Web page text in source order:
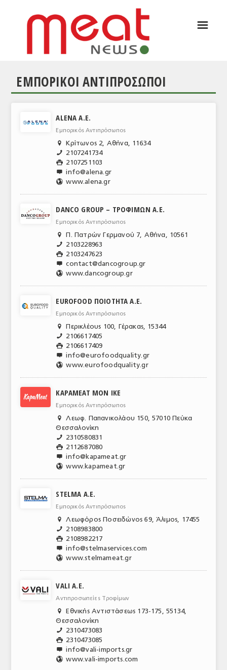
ΕΙΔΗΣΕΙΣ
ΘΕΜΑΤΑ
ΘΕΜΑΤΑ
ΕΜΠΟΡΙΚΟΣ ΚΑΤΑΛΟΓΟΣ
ΣΦΑΓΕΙΑ
ΝΟΜΟΘΕΣΙΑ
ΕΛΛΗΝΙΚΗ ΝΟΜΟΘΕΣΙΑ
ΕΥΡΩΠΑΪΚΗ ΝΟΜΟΘΕΣΙΑ
ΑΡΧΕΙΟ ΤΕΥΧΩΝ
ΣΥΝΕΔΡΙΟ ΚΡΕΑΤΟΣ
☰
ΕΜΠΟΡΙΚΟΙ ΑΝΤΙΠΡΟΣΩΠΟΙ
ALENA A.E.
Εμπορικός Αντιπρόσωπος

Κρίτωνος 2, Αθήνα, 11634
📞 2107241734
 2107251103
 info@alena.gr
🌎 www.alena.gr
DANCO GROUP – ΤΡΟΦΙΜΩΝ Α.Ε.
Εμπορικός Αντιπρόσωπος

Π. Πατρών Γερμανού 7, Αθήνα, 10561
📞 2103228963
 2103247623
 contact@dancogroup.gr
🌎 www.dancogroup.gr
EUROFOOD ΠΟΙΟΤΗΤΑ Α.Ε.
Εμπορικός Αντιπρόσωπος

Περικλέους 100, Γέρακας, 15344
📞 2106617405
 2106617409
 info@eurofoodquality.gr
🌎 www.eurofoodquality.gr
KAPAMEAT MON IKE
Εμπορικός Αντιπρόσωπος

Λεωφ. Παπανικολάου 150, 57010 Πεύκα
Θεσσαλονίκη
📞 2310580831
 2112687080
 info@kapameat.gr
🌎 www.kapameat.gr
STELMA Α.Ε.
Εμπορικός Αντιπρόσωπος

Λεωφόρος Ποσειδώνος 69, Άλιμος, 17455
📞 2108983800
 2108982217
 info@stelmaservices.com
🌎 www.stelmameat.gr
VALI A.E.
Αντιπροσωπείες Τροφίμων

Εθνικής Αντιστάσεως 173-175, 55134,
Θεσσαλονίκη
📞 2310473083
 2310473085
 info@vali-imports.gr
🌎 www.vali-imports.com